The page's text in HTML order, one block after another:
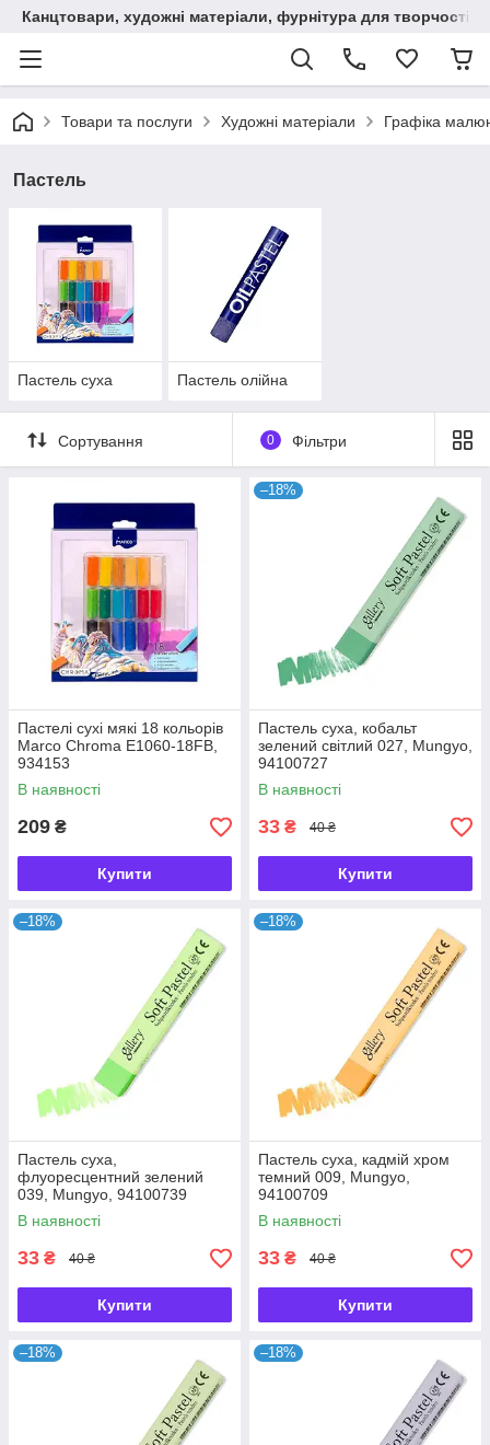
Канцтовари, художні матеріали, фурнітура для творчості
Товари та послуги Художні матеріали Графіка
Пастель
Пастель суха Пастель олійна
Сортування 0 Фільтри
Пастелі сухі мякі 18 кольорів
Marco Chroma E1060-18FB,
934153
В наявності
209 ₴
Купити
–18%
Пастель суха, кобальт
зелений світлий 027, Mungyo,
94100727
В наявності
33 ₴ 40 ₴
Купити
–18%
Пастель суха,
флуоресцентний зелений
039, Mungyo, 94100739
В наявності
33 ₴ 40 ₴
Купити
–18%
Пастель суха, кадмій хром
темний 009, Mungyo,
94100709
В наявності
33 ₴ 40 ₴
Купити
–18% –18%